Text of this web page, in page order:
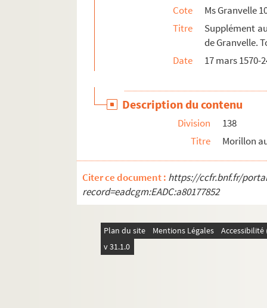
Cote
Ms Granvelle
Titre
Supplément
de Granvelle.
Date
17 mars 1570-
Description du contenu
Division
138
Titre
Morillon
Citer ce document : https://ccfr.bnf.fr/
record=eadcgm:EADC:a80177852
Plan du site Mentions Légales
v 31.1.0